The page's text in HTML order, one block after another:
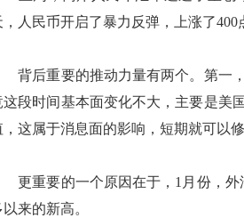
，人民币开启了暴力反弹，上涨了400
后重要的推动力量有两个。第一，
这段时间基本面变化不大，主要是美
，这属于消息面的影响，短期就可以修
重要的一个原因在于，1月份，外
以来的新高。